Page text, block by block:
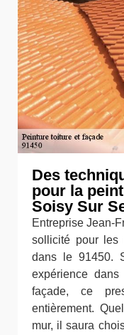
Des
pour la
Soisy Sur
Entreprise Jean-
sollicité pour les
dans le 91450.
expérience
façade, ce
entièrement.
mur, il saura